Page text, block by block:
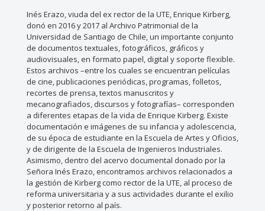
Inés Erazo, viuda del ex rector de la UTE, Enrique Kirberg,
donó en 2016 y 2017 al Archivo Patrimonial de la
Universidad de Santiago de Chile, un importante conjunto
de documentos textuales, fotográficos, gráficos y
audiovisuales, en formato papel, digital y soporte flexible.
Estos archivos –entre los cuales se encuentran películas
de cine, publicaciones periódicas, programas, folletos,
recortes de prensa, textos manuscritos y
mecanografiados, discursos y fotografías– corresponden
a diferentes etapas de la vida de Enrique Kirberg. Existe
documentación e imágenes de su infancia y adolescencia,
de su época de estudiante en la Escuela de Artes y Oficios,
y de dirigente de la Escuela de Ingenieros Industriales.
Asimismo, dentro del acervo documental donado por la
Señora Inés Erazo, encontramos archivos relacionados a
la gestión de Kirberg como rector de la UTE, al proceso de
reforma universitaria y a sus actividades durante el exilio
y posterior retorno al país.